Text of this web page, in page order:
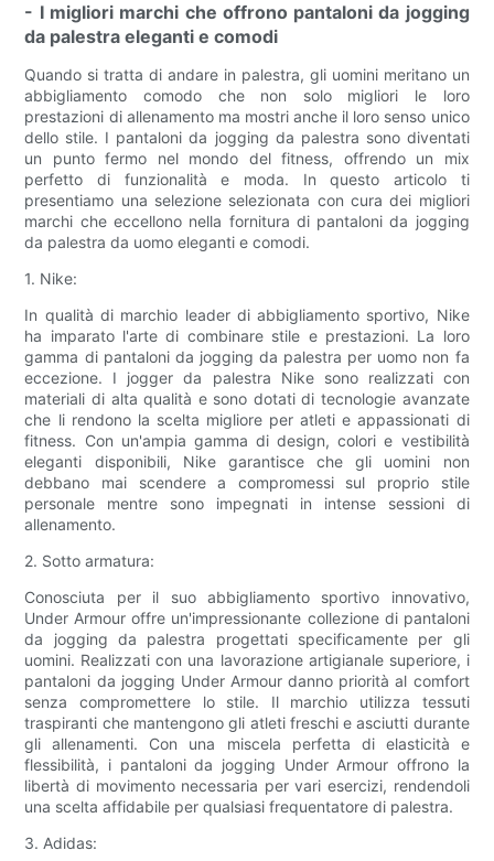
- I migliori marchi che offrono pantaloni da jogging
da palestra eleganti e comodi
Quando si tratta di andare in palestra, gli uomini meritano un
abbigliamento comodo che non solo migliori le loro
prestazioni di allenamento ma mostri anche il loro senso unico
dello stile. I pantaloni da jogging da palestra sono diventati
un punto fermo nel mondo del fitness, offrendo un mix
perfetto di funzionalità e moda. In questo articolo ti
presentiamo una selezione selezionata con cura dei migliori
marchi che eccellono nella fornitura di pantaloni da jogging
da palestra da uomo eleganti e comodi.
1. Nike:
In qualità di marchio leader di abbigliamento sportivo, Nike
ha imparato l'arte di combinare stile e prestazioni. La loro
gamma di pantaloni da jogging da palestra per uomo non fa
eccezione. I jogger da palestra Nike sono realizzati con
materiali di alta qualità e sono dotati di tecnologie avanzate
che li rendono la scelta migliore per atleti e appassionati di
fitness. Con un'ampia gamma di design, colori e vestibilità
eleganti disponibili, Nike garantisce che gli uomini non
debbano mai scendere a compromessi sul proprio stile
personale mentre sono impegnati in intense sessioni di
allenamento.
2. Sotto armatura:
Conosciuta per il suo abbigliamento sportivo innovativo,
Under Armour offre un'impressionante collezione di pantaloni
da jogging da palestra progettati specificamente per gli
uomini. Realizzati con una lavorazione artigianale superiore, i
pantaloni da jogging Under Armour danno priorità al comfort
senza compromettere lo stile. Il marchio utilizza tessuti
traspiranti che mantengono gli atleti freschi e asciutti durante
gli allenamenti. Con una miscela perfetta di elasticità e
flessibilità, i pantaloni da jogging Under Armour offrono la
libertà di movimento necessaria per vari esercizi, rendendoli
una scelta affidabile per qualsiasi frequentatore di palestra.
3. Adidas: